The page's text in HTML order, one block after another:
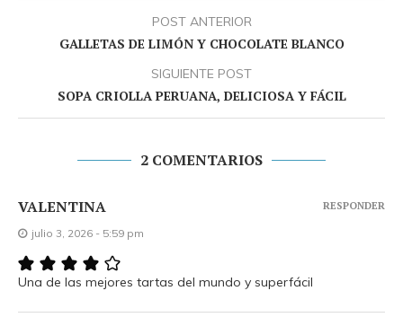
POST ANTERIOR
GALLETAS DE LIMÓN Y CHOCOLATE BLANCO
SIGUIENTE POST
SOPA CRIOLLA PERUANA, DELICIOSA Y FÁCIL
2 COMENTARIOS
VALENTINA
julio 3, 2026 - 5:59 pm
Una de las mejores tartas del mundo y superfácil
RESPONDER